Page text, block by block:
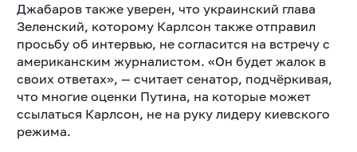
Джабаров также уверен, что украинский глава
Зеленский, которому Карлсон также отправил
просьбу об интервью, не согласится на встречу с
американским журналистом. «Он будет жалок в
своих ответах», — считает сенатор, подчёркивая,
что многие оценки Путина, на которые может
ссылаться Карлсон, не на руку лидеру киевского
режима.